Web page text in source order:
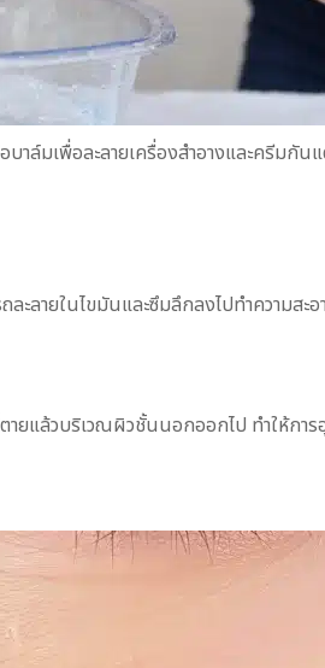
ล์มเพื่อละลายเครื่องสำอางและครีมกั
ะลายในไขมันและซึมลึกลงไปทำความส
ายแล้วบริเวณผิวชั้นนอกออกไป ทำให้กา